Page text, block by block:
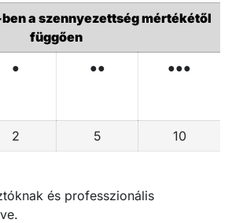
a szennyezettség mértékétől
függően
● ●● ●●●
2 5 10
és professzionális